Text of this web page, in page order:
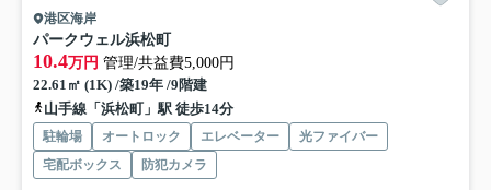
港区海岸
パークウェル浜松町
10.4万円 管理/共益費5,000円
22.61㎡ (1K) /築19年 /9階建
山手線「浜松町」駅 徒歩14分
駐輪場 オートロック エレベーター
光ファイバー
宅配ボックス
防犯カメラ